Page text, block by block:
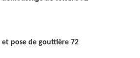
et pose de gouttière 72